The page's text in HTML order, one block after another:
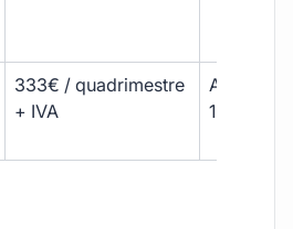
333€ / quadrimestre
+ IVA
A partire
1800 € +